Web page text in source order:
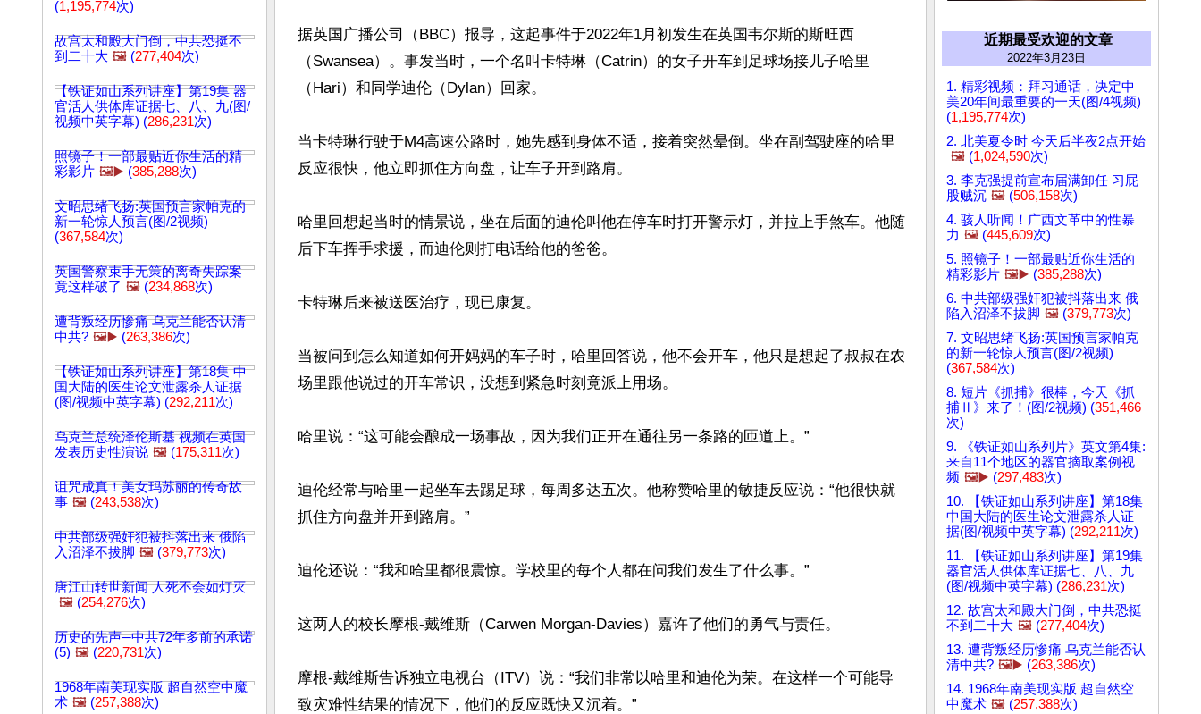
(1,195,774次)
故宫太和殿大门倒，中共恐挺不
到二十大 🖼️ (277,404次)
【铁证如山系列讲座】第19集 器
官活人供体库证据七、八、九(图/
视频中英字幕) (286,231次)
照镜子！一部最贴近你生活的精
彩影片 🖼️▶️ (385,288次)
文昭思绪飞扬:英国预言家帕克的
新一轮惊人预言(图/2视频)
(367,584次)
英国警察束手无策的离奇失踪案
竟这样破了 🖼️ (234,868次)
遭背叛经历惨痛 乌克兰能否认清
中共? 🖼️▶️ (263,386次)
【铁证如山系列讲座】第18集 中
国大陆的医生论文泄露杀人证据
(图/视频中英字幕) (292,211次)
乌克兰总统泽伦斯基 视频在英国
发表历史性演说 🖼️ (175,311次)
诅咒成真！美女玛苏丽的传奇故
事 🖼️ (243,538次)
中共部级强奸犯被抖落出来 俄陷
入沼泽不拔脚 🖼️ (379,773次)
唐江山转世新闻 人死不会如灯灭
🖼️ (254,276次)
历史的先声─中共72年多前的承诺
(5) 🖼️ (220,731次)
1968年南美现实版 超自然空中魔
术 🖼️ (257,388次)
据英国广播公司（BBC）报导，这起事件于2022年1月初发生在英国韦尔斯的斯旺西
（Swansea）。事发当时，一个名叫卡特琳（Catrin）的女子开车到足球场接儿子哈里
（Hari）和同学迪伦（Dylan）回家。
当卡特琳行驶于M4高速公路时，她先感到身体不适，接着突然晕倒。坐在副驾驶座的哈里
反应很快，他立即抓住方向盘，让车子开到路肩。
哈里回想起当时的情景说，坐在后面的迪伦叫他在停车时打开警示灯，并拉上手煞车。他随
后下车挥手求援，而迪伦则打电话给他的爸爸。
卡特琳后来被送医治疗，现已康复。
当被问到怎么知道如何开妈妈的车子时，哈里回答说，他不会开车，他只是想起了叔叔在农
场里跟他说过的开车常识，没想到紧急时刻竟派上用场。
哈里说：“这可能会酿成一场事故，因为我们正开在通往另一条路的匝道上。”
迪伦经常与哈里一起坐车去踢足球，每周多达五次。他称赞哈里的敏捷反应说：“他很快就
抓住方向盘并开到路肩。”
迪伦还说：“我和哈里都很震惊。学校里的每个人都在问我们发生了什么事。”
这两人的校长摩根-戴维斯（Carwen Morgan-Davies）嘉许了他们的勇气与责任。
摩根-戴维斯告诉独立电视台（ITV）说：“我们非常以哈里和迪伦为荣。在这样一个可能导
致灾难性结果的情况下，他们的反应既快又沉着。”
近期最受欢迎的文章
2022年3月23日
1. 精彩视频：拜习通话，决定中
美20年间最重要的一天(图/4视频)
(1,195,774次)
2. 北美夏令时 今天后半夜2点开始
🖼️ (1,024,590次)
3. 李克强提前宣布届满卸任 习屁
股贼沉 🖼️ (506,158次)
4. 骇人听闻！广西文革中的性暴
力 🖼️ (445,609次)
5. 照镜子！一部最贴近你生活的
精彩影片 🖼️▶️ (385,288次)
6. 中共部级强奸犯被抖落出来 俄
陷入沼泽不拔脚 🖼️ (379,773次)
7. 文昭思绪飞扬:英国预言家帕克
的新一轮惊人预言(图/2视频)
(367,584次)
8. 短片《抓捕》很棒，今天《抓
捕Ⅱ》来了！(图/2视频) (351,466
次)
9. 《铁证如山系列片》英文第4集:
来自11个地区的器官摘取案例视
频 🖼️▶️ (297,483次)
10. 【铁证如山系列讲座】第18集
中国大陆的医生论文泄露杀人证
据(图/视频中英字幕) (292,211次)
11. 【铁证如山系列讲座】第19集
器官活人供体库证据七、八、九
(图/视频中英字幕) (286,231次)
12. 故宫太和殿大门倒，中共恐挺
不到二十大 🖼️ (277,404次)
13. 遭背叛经历惨痛 乌克兰能否认
清中共? 🖼️▶️ (263,386次)
14. 1968年南美现实版 超自然空
中魔术 🖼️ (257,388次)